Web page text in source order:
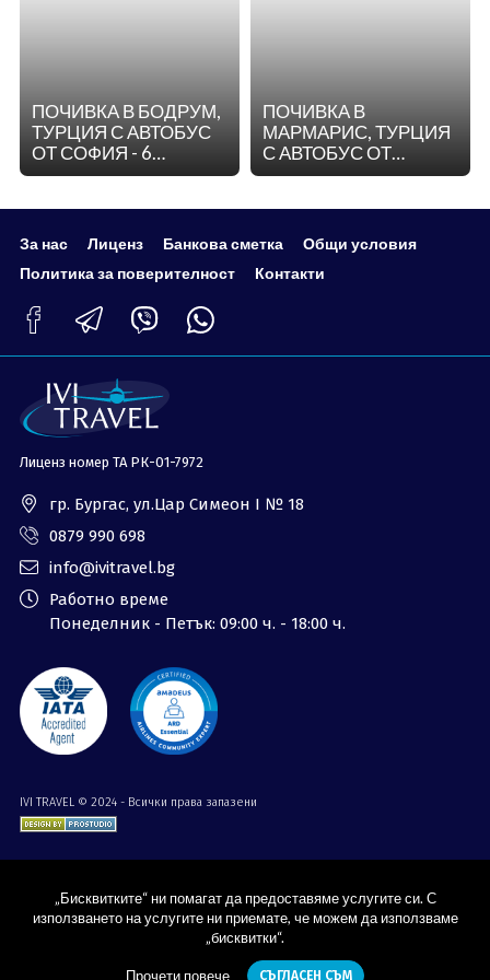
ПОЧИВКА В БОДРУМ,
ТУРЦИЯ С АВТОБУС
ОТ СОФИЯ - 6
НОЩУВКИ
ПОЧИВКА В
МАРМАРИС, ТУРЦИЯ
С АВТОБУС ОТ
СОФИЯ - 9 НОЩУВКИ
За нас Лиценз Банкова сметка
Общи условия
Политика за поверителност
Контакти
Лиценз номер ТА РК-01-7972
гр. Бургас, ул.Цар Симеон I № 18
0879 990 698
info@ivitravel.bg
Работно време
Понеделник - Петък: 09:00 ч. - 18:00 ч.
IVI TRAVEL © 2024 - Всички права запазени
„Бисквитките“ ни помагат да предоставяме услугите си. С
използването на услугите ни приемате, че можем да използваме
„бисквитки“.
Прочети повече СЪГЛАСЕН СЪМ